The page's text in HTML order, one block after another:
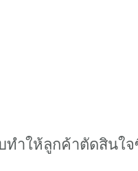
ทำให้ลูกค้าตัดสินใ